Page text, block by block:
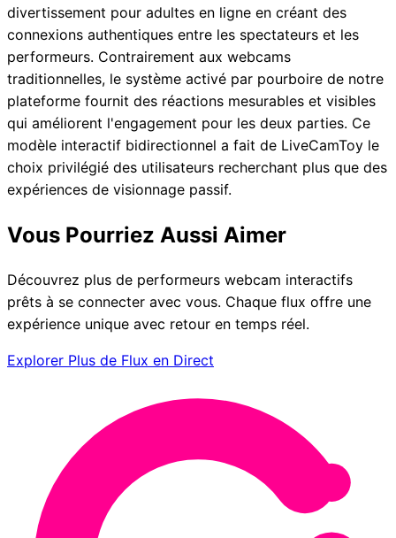
divertissement pour adultes en ligne en créant des
connexions authentiques entre les spectateurs et les
performeurs. Contrairement aux webcams
traditionnelles, le système activé par pourboire de notre
plateforme fournit des réactions mesurables et visibles
qui améliorent l'engagement pour les deux parties. Ce
modèle interactif bidirectionnel a fait de LiveCamToy le
choix privilégié des utilisateurs recherchant plus que des
expériences de visionnage passif.
Vous Pourriez Aussi Aimer
Découvrez plus de performeurs webcam interactifs
prêts à se connecter avec vous. Chaque flux offre une
expérience unique avec retour en temps réel.
Explorer Plus de Flux en Direct